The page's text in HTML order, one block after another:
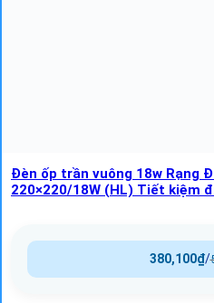
Đèn ốp trần vuông 18w Rạng
220×220/18W (HL) Tiết kiệm
/
380,100₫